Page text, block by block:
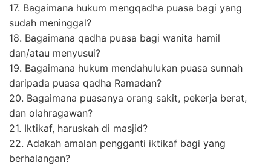
17. Bagaimana hukum mengqadha puasa bagi yang
sudah meninggal?
18. Bagaimana qadha puasa bagi wanita hamil
dan/atau menyusui?
19. Bagaimana hukum mendahulukan puasa sunnah
daripada puasa qadha Ramadan?
20. Bagaimana puasanya orang sakit, pekerja berat,
dan olahragawan?
21. Iktikaf, haruskah di masjid?
22. Adakah amalan pengganti iktikaf bagi yang
berhalangan?